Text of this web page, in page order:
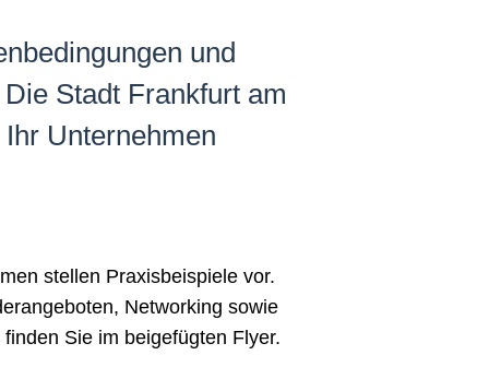
und
Stadt Frankfurt am
Unternehmen
stellen Praxisbeispiele vor.
Networking sowie
Sie im beigefügten Flyer.